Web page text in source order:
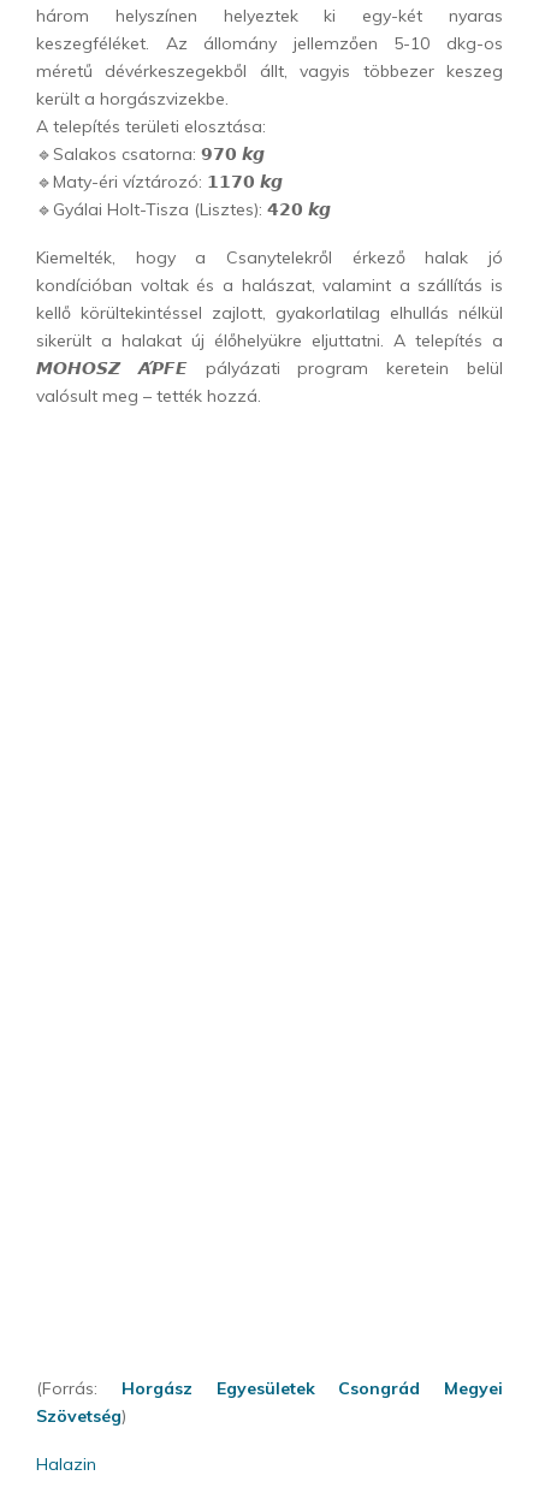
három helyszínen helyeztek ki egy-két nyaras
keszegféléket. Az állomány jellemzően 5-10 dkg-os
méretű dévérkeszegekből állt, vagyis többezer keszeg
került a horgászvizekbe.
A telepítés területi elosztása:
🔹Salakos csatorna: 𝟵𝟳𝟬 𝙠𝙜
🔹Maty-éri víztározó: 𝟭𝟭𝟳𝟬 𝙠𝙜
🔹Gyálai Holt-Tisza (Lisztes): 𝟰𝟮𝟬 𝙠𝙜
Kiemelték, hogy a Csanytelekről érkező halak jó
kondícióban voltak és a halászat, valamint a szállítás is
kellő körültekintéssel zajlott, gyakorlatilag elhullás nélkül
sikerült a halakat új élőhelyükre eljuttatni. A telepítés a
𝙈𝙊𝙃𝙊𝙎𝙕 𝘼́𝙋𝙁𝙀 pályázati program keretein belül
valósult meg – tették hozzá.
(Forrás: Horgász Egyesületek Csongrád Megyei
Szövetség)
Halazin